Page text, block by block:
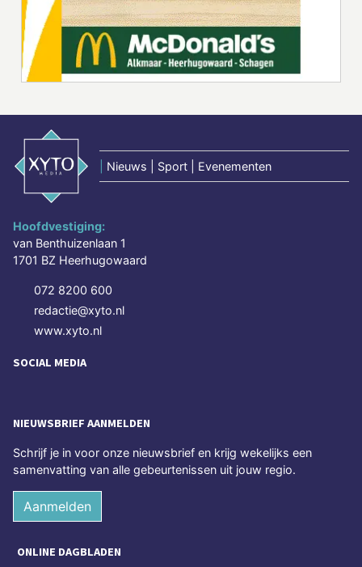
Nieuws | Sport | Evenementen
Hoofdvestiging:
van Benthuizenlaan 1
1701 BZ Heerhugowaard
072 8200 600
redactie@xyto.nl
www.xyto.nl
SOCIAL MEDIA
NIEUWSBRIEF AANMELDEN
Schrijf je in voor onze nieuwsbrief en krijg wekelijks een
samenvatting van alle gebeurtenissen uit jouw regio.
Aanmelden
ONLINE DAGBLADEN